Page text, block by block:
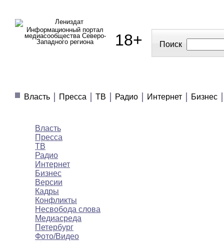
Информационный портал
медиасообщества Северо-
Западного региона
18+ Поиск
Власть
Пресса ТВ Радио Интернет Бизнес
Власть
Пресса
ТВ
Радио
Интернет
Бизнес
Версии
Кадры
Конфликты
Несвобода слова
Медиасреда
Петербург
Фото/Видео